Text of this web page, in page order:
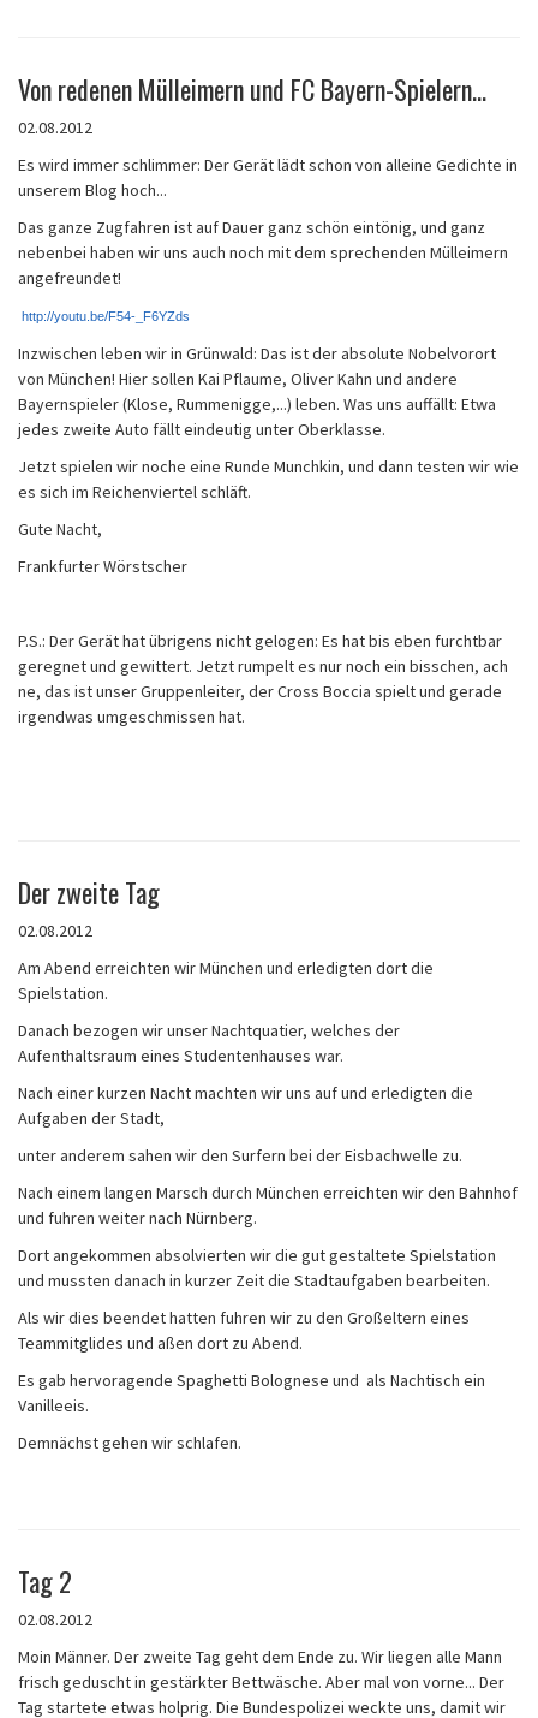
Von redenen Mülleimern und FC Bayern-Spielern...
02.08.2012
Es wird immer schlimmer: Der Gerät lädt schon von alleine Gedichte in
unserem Blog hoch...
Das ganze Zugfahren ist auf Dauer ganz schön eintönig, und ganz
nebenbei haben wir uns auch noch mit dem sprechenden Mülleimern
angefreundet!
http://youtu.be/F54-_F6YZds
Inzwischen leben wir in Grünwald: Das ist der absolute Nobelvorort
von München! Hier sollen Kai Pflaume, Oliver Kahn und andere
Bayernspieler (Klose, Rummenigge,...) leben. Was uns auffällt: Etwa
jedes zweite Auto fällt eindeutig unter Oberklasse.
Jetzt spielen wir noche eine Runde Munchkin, und dann testen wir wie
es sich im Reichenviertel schläft.
Gute Nacht,
Frankfurter Wörstscher
P.S.: Der Gerät hat übrigens nicht gelogen: Es hat bis eben furchtbar
geregnet und gewittert. Jetzt rumpelt es nur noch ein bisschen, ach
ne, das ist unser Gruppenleiter, der Cross Boccia spielt und gerade
irgendwas umgeschmissen hat.
Der zweite Tag
02.08.2012
Am Abend erreichten wir München und erledigten dort die
Spielstation.
Danach bezogen wir unser Nachtquatier, welches der
Aufenthaltsraum eines Studentenhauses war.
Nach einer kurzen Nacht machten wir uns auf und erledigten die
Aufgaben der Stadt,
unter anderem sahen wir den Surfern bei der Eisbachwelle zu.
Nach einem langen Marsch durch München erreichten wir den Bahnhof
und fuhren weiter nach Nürnberg.
Dort angekommen absolvierten wir die gut gestaltete Spielstation
und mussten danach in kurzer Zeit die Stadtaufgaben bearbeiten.
Als wir dies beendet hatten fuhren wir zu den Großeltern eines
Teammitglides und aßen dort zu Abend.
Es gab hervoragende Spaghetti Bolognese und als Nachtisch ein
Vanilleeis.
Demnächst gehen wir schlafen.
Tag 2
02.08.2012
Moin Männer. Der zweite Tag geht dem Ende zu. Wir liegen alle Mann
frisch geduscht in gestärkter Bettwäsche. Aber mal von vorne... Der
Tag startete etwas holprig. Die Bundespolizei weckte uns, damit wir